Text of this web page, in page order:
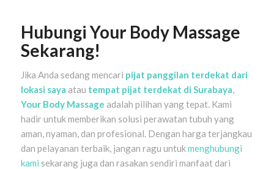
Hubungi Your Body Massage
Sekarang!
Jika Anda sedang mencari pijat panggilan terdekat dari
lokasi saya atau tempat pijat terdekat di Surabaya,
Your Body Massage adalah pilihan yang tepat. Kami
hadir untuk memberikan solusi perawatan tubuh yang
aman, nyaman, dan profesional. Dengan harga terjangkau
dan pelayanan terbaik, jangan ragu untukmenghubungi
kami sekarang juga dan rasakan sendiri manfaat dari